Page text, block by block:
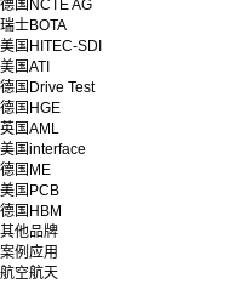
德国NCTE AG
瑞士BOTA
美国HITEC-SDI
美国ATI
德国Drive Test
德国HGE
英国AML
美国interface
德国ME
美国PCB
德国HBM
其他品牌
案例应用
航空航天